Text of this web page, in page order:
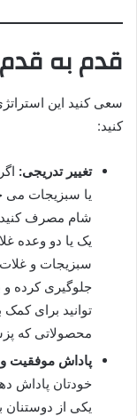
قدم به
کنید:
تغییر تدریجی:
یا سبزیجات می
شام مصرف
یک یا دو وعده
سبزیجات و
جلوگیری کرده
توانید برای
محصولاتی که
پاداش موفقیت
خودتان پاداش
یکی از دوستنان